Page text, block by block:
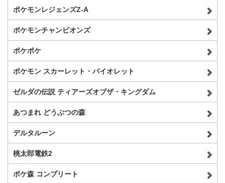
ポケモンレジェンズZ-A
ポケモンチャンピオンズ
ポケポケ
ポケモン スカーレット・バイオレット
ゼルダの伝説 ティアーズオブザ・キングダム
あつまれ どうぶつの森
デルタルーン
桃太郎電鉄2
ポケ森 コンプリート